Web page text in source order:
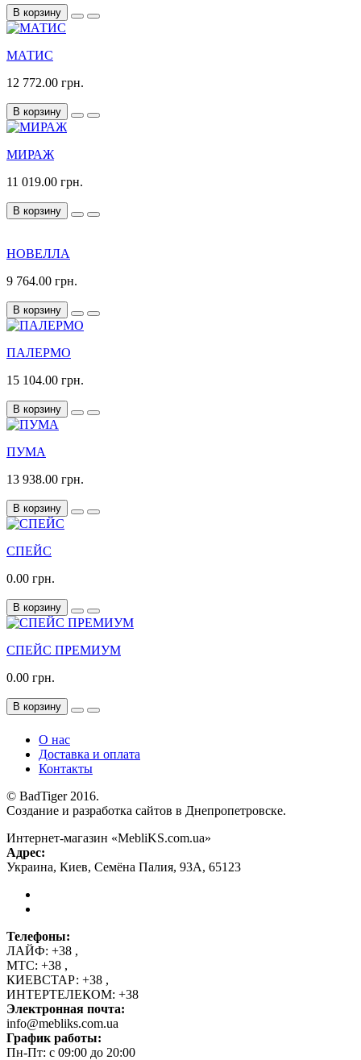
В корзину
МАТИС
12 772.00 грн.
В корзину
МИРАЖ
11 019.00 грн.
В корзину
НОВЕЛЛА
9 764.00 грн.
В корзину
ПАЛЕРМО
15 104.00 грн.
В корзину
ПУМА
13 938.00 грн.
В корзину
СПЕЙС
0.00 грн.
В корзину
СПЕЙС ПРЕМИУМ
0.00 грн.
В корзину
О нас
Доставка и оплата
Контакты
© BadTiger 2016.
Создание и разработка сайтов в Днепропетровске.
Интернет-магазин «MebliKS.com.ua»
Адрес:
Украина, Киев, Семёна Палия, 93А, 65123
Телефоны:
ЛАЙФ: +38 ,
МТС: +38 ,
КИЕВСТАР: +38 ,
ИНТЕРТЕЛЕКОМ: +38
Электронная почта:
info@mebliks.com.ua
График работы:
Пн-Пт: с 09:00 до 20:00